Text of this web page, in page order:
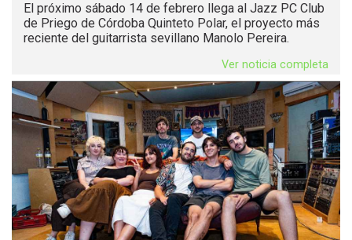
El próximo sábado 14 de febrero llega al Jazz PC Club
de Priego de Córdoba Quinteto Polar, el proyecto más
reciente del guitarrista sevillano Manolo Pereira.
Ver noticia completa